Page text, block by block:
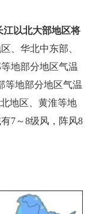
江以北大部地区将
、华北中东部、
地部分地区气温
等地部分地区气温
地区、黄淮等地
7～8级风，阵风8